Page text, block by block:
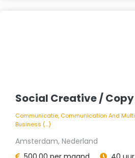
Social Creative /
Communicatie, Communication And
Business (...)
Amsterdam, Nederland